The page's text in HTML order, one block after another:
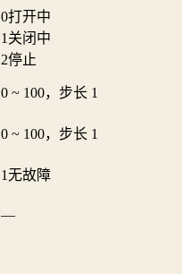
0打开中
1 关闭中
2停止
0 ~ 100，步长 1
0 ~ 100，步长 1
1无故障
—